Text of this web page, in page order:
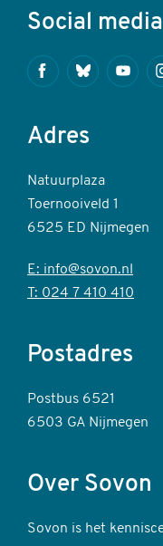
Social media
FacebookBluesky
Adres
Natuurplaza
Toernooiveld 1
6525 ED Nijmegen
E: info@sovon.nl
T: 024 7 410 410
Postadres
Postbus 6521
6503 GA Nijmegen
Over Sovon
Sovon is het